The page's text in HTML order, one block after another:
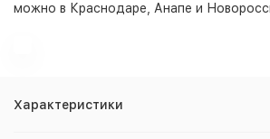
можно в Краснодаре, Анапе и
Характеристики